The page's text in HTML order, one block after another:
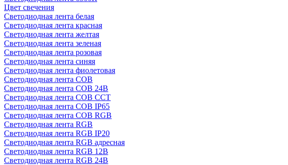
Цвет свечения
Светодиодная лента белая
Светодиодная лента красная
Светодиодная лента желтая
Светодиодная лента зеленая
Светодиодная лента розовая
Светодиодная лента синяя
Светодиодная лента фиолетовая
Светодиодная лента COB
Светодиодная лента COB 24В
Светодиодная лента COB CCT
Светодиодная лента COB IP65
Светодиодная лента COB RGB
Светодиодная лента RGB
Светодиодная лента RGB IP20
Светодиодная лента RGB адресная
Светодиодная лента RGB 12В
Светодиодная лента RGB 24В